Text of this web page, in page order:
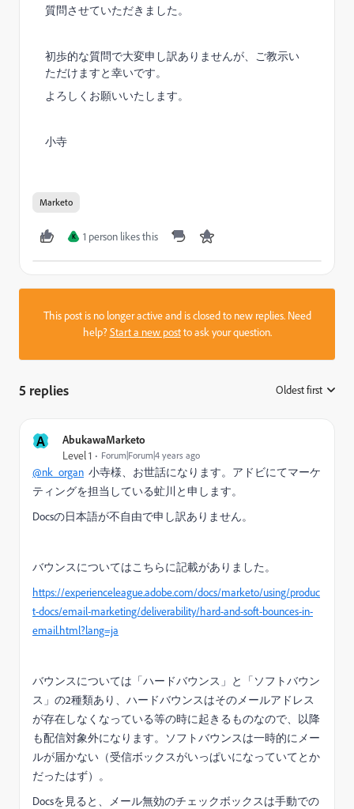
質問させていただきました。
初歩的な質問で大変申し訳ありませんが、ご教示い
ただけますと幸いです。
よろしくお願いいたします。
小寺
Marketo
K 1 person likes this
This post is no longer active and is closed to new replies. Need
help?Start a new postto ask your question.
5 replies Oldest first
A AbukawaMarketo
Level 1 Forum|Forum|4 years ago
@nk_organ 小寺様、お世話になります。アドビにてマーケ
ティングを担当している虻川と申します。
Docsの日本語が不自由で申し訳ありません。
バウンスについてはこちらに記載がありました。
https://experienceleague.adobe.com/docs/marketo/using/produc
t-docs/email-marketing/deliverability/hard-and-soft-bounces-in-
email.html?lang=ja
バウンスについては「ハードバウンス」と「ソフトバウン
ス」の2種類あり、ハードバウンスはそのメールアドレス
が存在しなくなっている等の時に起きるものなので、以降
も配信対象外になります。ソフトバウンスは一時的にメー
ルが届かない（受信ボックスがいっぱいになっていてとか
だったはず）。
Docsを見ると、メール無効のチェックボックスは手動での